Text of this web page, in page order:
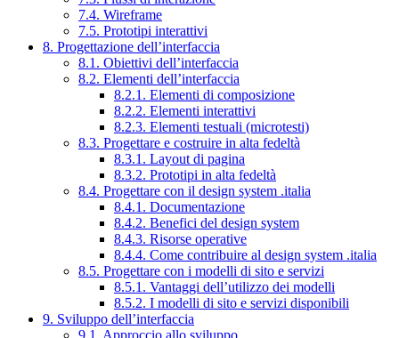
7.4. Wireframe
7.5. Prototipi interattivi
8. Progettazione dell’interfaccia
8.1. Obiettivi dell’interfaccia
8.2. Elementi dell’interfaccia
8.2.1. Elementi di composizione
8.2.2. Elementi interattivi
8.2.3. Elementi testuali (microtesti)
8.3. Progettare e costruire in alta fedeltà
8.3.1. Layout di pagina
8.3.2. Prototipi in alta fedeltà
8.4. Progettare con il design system .italia
8.4.1. Documentazione
8.4.2. Benefici del design system
8.4.3. Risorse operative
8.4.4. Come contribuire al design system .italia
8.5. Progettare con i modelli di sito e servizi
8.5.1. Vantaggi dell’utilizzo dei modelli
8.5.2. I modelli di sito e servizi disponibili
9. Sviluppo dell’interfaccia
9.1. Approccio allo sviluppo